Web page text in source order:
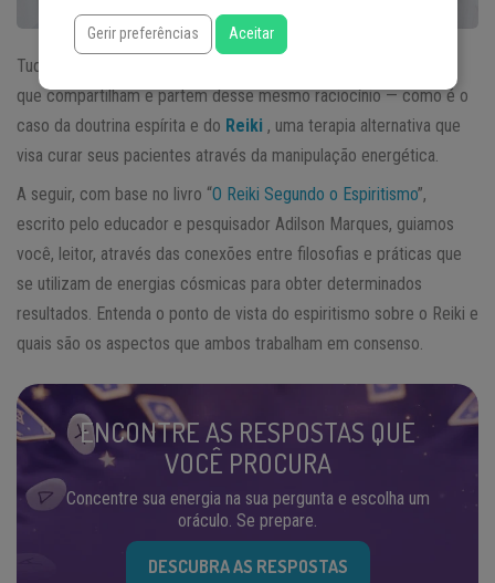
Tudo é energia. E são inúmeras as crenças, ciências e religiões
que compartilham e partem desse mesmo raciocínio — como é o
caso da doutrina espírita e do Reiki , uma terapia alternativa que
visa curar seus pacientes através da manipulação energética.
A seguir, com base no livro “O Reiki Segundo o Espiritismo”,
escrito pelo educador e pesquisador Adilson Marques, guiamos
você, leitor, através das conexões entre filosofias e práticas que
se utilizam de energias cósmicas para obter determinados
resultados. Entenda o ponto de vista do espiritismo sobre o Reiki e
quais são os aspectos que ambos trabalham em consenso.
ENCONTRE AS RESPOSTAS QUE
VOCÊ PROCURA
Concentre sua energia na sua pergunta e escolha um
oráculo. Se prepare.
DESCUBRA AS RESPOSTAS
Gerir preferências Aceitar